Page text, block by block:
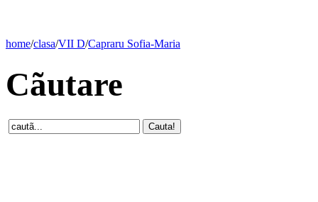
home/clasa/VII D/Capraru Sofia-Maria
Cãutare